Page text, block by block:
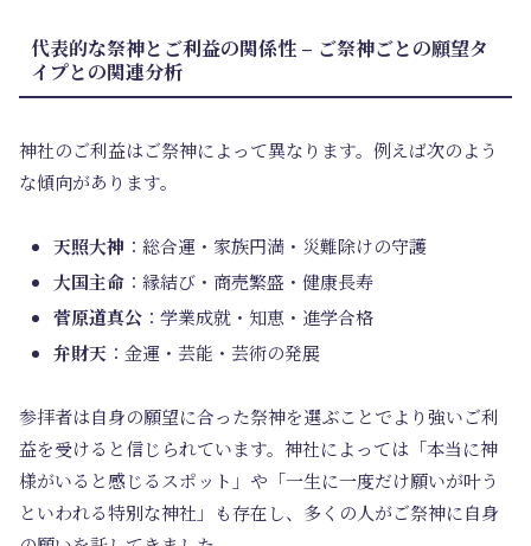
代表的な祭神とご利益の関係性 – ご祭神ごとの願望タ
イプとの関連分析
神社のご利益はご祭神によって異なります。例えば次のよう
な傾向があります。
天照大神 ：総合運・家族円満・災難除けの守護
大国主命 ：縁結び・商売繁盛・健康長寿
菅原道真公 ：学業成就・知恵・進学合格
弁財天 ：金運・芸能・芸術の発展
参拝者は自身の願望に合った祭神を選ぶことでより強いご利
益を受けると信じられています。神社によっては「本当に神
様がいると感じるスポット」や「一生に一度だけ願いが叶う
といわれる特別な神社」も存在し、多くの人がご祭神に自身